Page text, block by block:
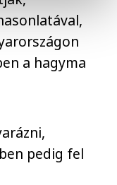
a hagyma
pedig fel